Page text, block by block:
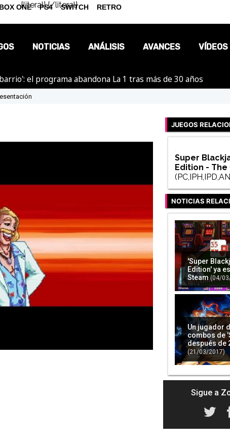
{literal}{/literal}
NOTICIAS
OPINIÓN
ANÁLISIS AVANCES VÍDEOS
el programa abandona La 1 tras más de 30 años
JUEGOS
Super
Edition -
NOTICIAS
'Super
Edition' ya
Steam (04/
Un jugador
combos de
después de
(21/03/2017)
Sigue a
ONE PS4 SWITCH RETRO